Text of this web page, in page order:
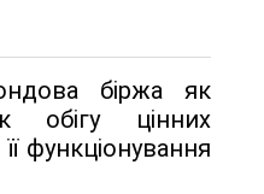
біржа як
обігу цінних
функціонування